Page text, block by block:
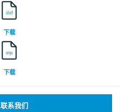
dxf
下载
stp
下载
联系我们